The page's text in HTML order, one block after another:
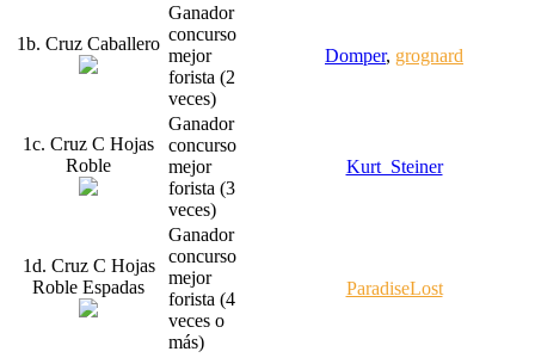
1b. Cruz Caballero
Ganador
concurso
mejor
forista (2
veces)
Domper, grognard
1c. Cruz C Hojas
Roble
Ganador
concurso
mejor
forista (3
veces)
Kurt_Steiner
1d. Cruz C Hojas
Roble Espadas
Ganador
concurso
mejor
forista (4
veces o
más)
ParadiseLost